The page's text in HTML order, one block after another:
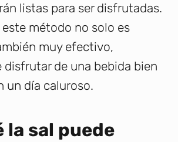
listas para ser disfrutadas.
este método no solo es
muy efectivo,
de una bebida bien
un día caluroso.
la sal puede